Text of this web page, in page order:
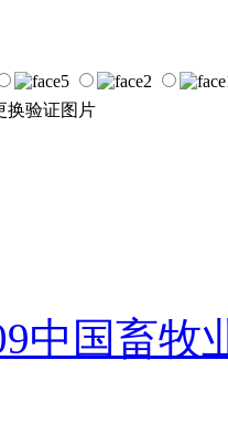
中国畜牧